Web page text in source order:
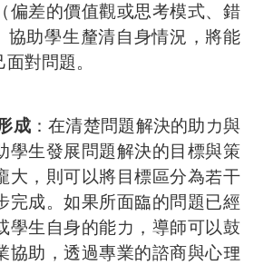
偏差的價值觀或思考模式、錯
協助學生釐清自身情況，將能
對問題。
成：在清楚問題解決的助力與
學生發展問題解決的目標與策
大，則可以將目標區分為若干
完成。如果所面臨的問題已經
學生自身的能力，導師可以鼓
協助，透過專業的諮商與心理